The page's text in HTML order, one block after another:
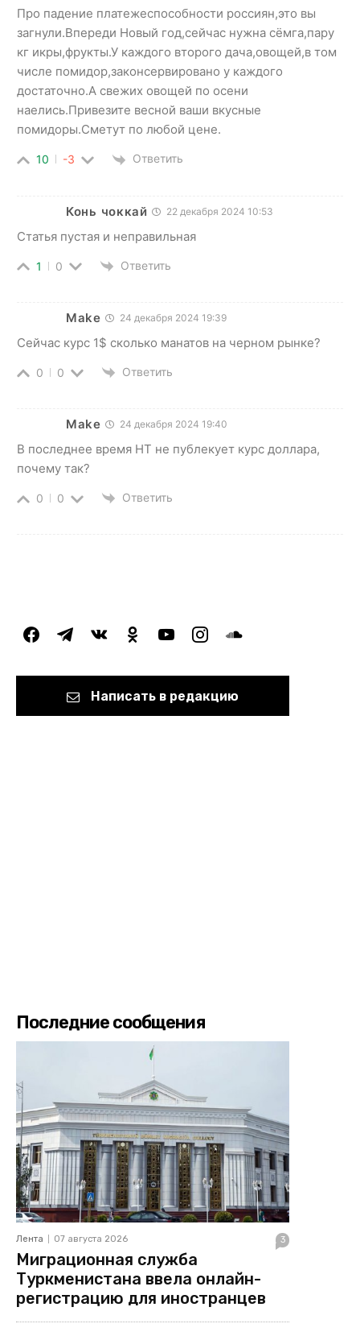
Про падение платежеспособности россиян,это вы
загнули.Впереди Новый год,сейчас нужна сёмга,пару
кг икры,фрукты.У каждого второго дача,овощей,в том
числе помидор,законсервировано у каждого
достаточно.А свежих овощей по осени
наелись.Привезите весной ваши вкусные
помидоры.Сметут по любой цене.
10 -3 Ответить
Конь чоккай 22 декабря 2024 10:53
Статья пустая и неправильная
1 0 Ответить
Make 24 декабря 2024 19:39
Сейчас курс 1$ сколько манатов на черном рынке?
0 0 Ответить
Make 24 декабря 2024 19:40
В последнее время HT не публекует курс доллара,
почему так?
0 0 Ответить
facebooktelegramvkontakteodnoklassniki
youtubeinstagramsoundcloud
Написать в редакцию
Последние сообщения
Лента 07 августа 2026 3
Миграционная служба
Туркменистана ввела онлайн-
регистрацию для иностранцев